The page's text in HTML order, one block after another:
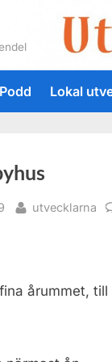
Podd Lokal
By
utvecklarna
årummet, till